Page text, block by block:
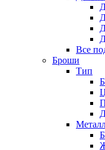
Все
Броши
Тип